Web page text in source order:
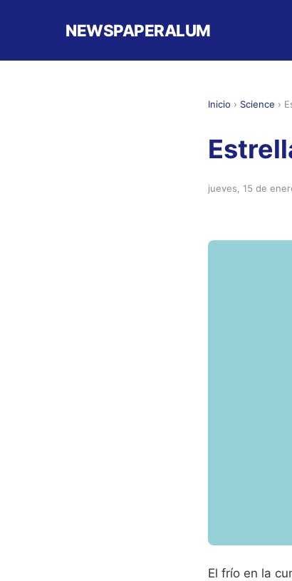
NEWSPAPERALUM
Inicio › Science ›
jueves, 15 de
El frío en la